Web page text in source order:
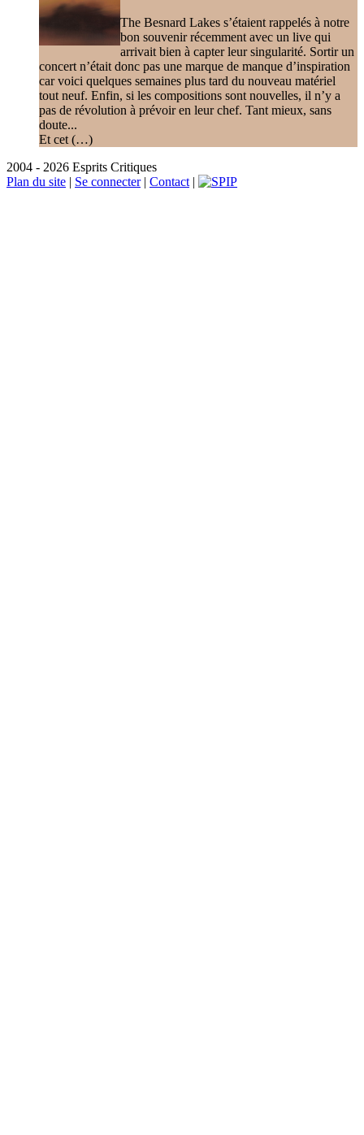
The Besnard Lakes s’étaient rappelés à notre
bon souvenir récemment avec un live qui
arrivait bien à capter leur singularité. Sortir un
concert n’était donc pas une marque de manque d’inspiration
car voici quelques semaines plus tard du nouveau matériel
tout neuf. Enfin, si les compositions sont nouvelles, il n’y a
pas de révolution à prévoir en leur chef. Tant mieux, sans
doute...
Et cet (…)
2004 - 2026 Esprits Critiques
Plan du site | Se connecter| Contact |